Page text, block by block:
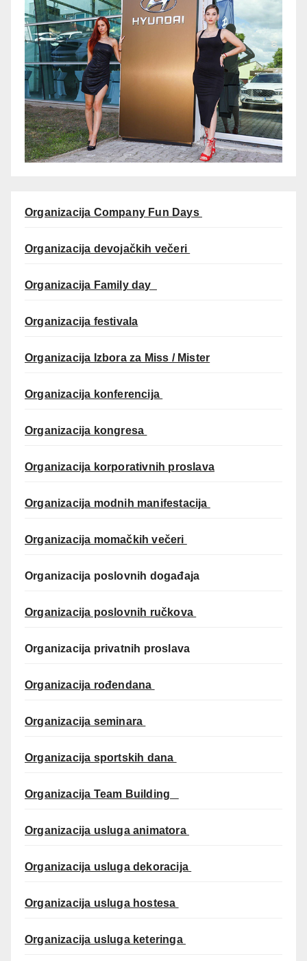
Organizacija Company Fun Days
Organizacija devojačkih večeri
Organizacija Family day
Organizacija festivala
Organizacija Izbora za Miss / Mister
Organizacija konferencija
Organizacija kongresa
Organizacija korporativnih proslava
Organizacija modnih manifestacija
Organizacija momačkih večeri
Organizacija poslovnih događaja
Organizacija poslovnih ručkova
Organizacija privatnih proslava
Organizacija rođendana
Organizacija seminara
Organizacija sportskih dana
Organizacija Team Building
Organizacija usluga animatora
Organizacija usluga dekoracija
Organizacija usluga hostesa
Organizacija usluga keteringa